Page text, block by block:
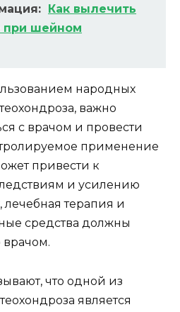
Как вылечить
при шейном
народных
важно
с врачом и провести
применение
привести к
и усилению
терапия и
средства должны
врачом.
что одной из
является